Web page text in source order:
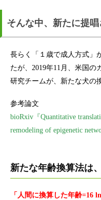
そんな中、新たに提唱
長らく「１歳で成人方式」
たが、2019年11月、米国
研究チームが、新たな犬の
参考論文
bioRxiv『Quantitative
remodeling of epigenetic
新たな年齢換算法は
「人間に換算した年齢=16